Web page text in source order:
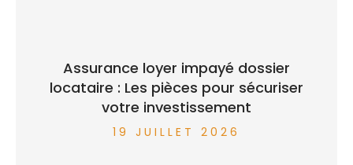
Assurance loyer impayé dossier
locataire : Les pièces pour sécuriser
votre investissement
19 JUILLET 2026